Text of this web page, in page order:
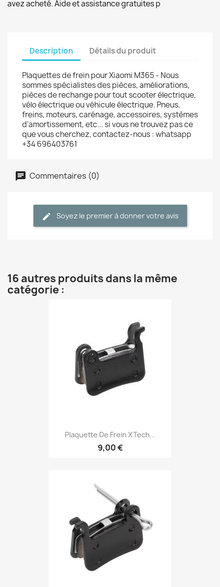
avez acheté. Aide et assistance gratuites p
Description Détails du produit
Plaquettes de frein pour Xiaomi M365 - Nous
sommes spécialistes des pièces, améliorations,
pièces de rechange pour tout scooter électrique,
vélo électrique ou véhicule électrique. Pneus,
freins, moteurs, carénage, accessoires, systèmes
d'amortissement, etc... si vous ne trouvez pas ce
que vous cherchez, contactez-nous : whatsapp
+34 696403761
Commentaires (0)
Soyez le premier à donner votre avis
16 autres produits dans la même
catégorie :
Plaquette De Frein XTech...
9,00 €